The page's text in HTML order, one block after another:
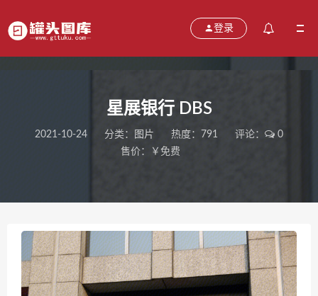
登录
星展银行 DBS
2021-10-24 分类： 图片 热度：791 评论：
0
售价：￥免费